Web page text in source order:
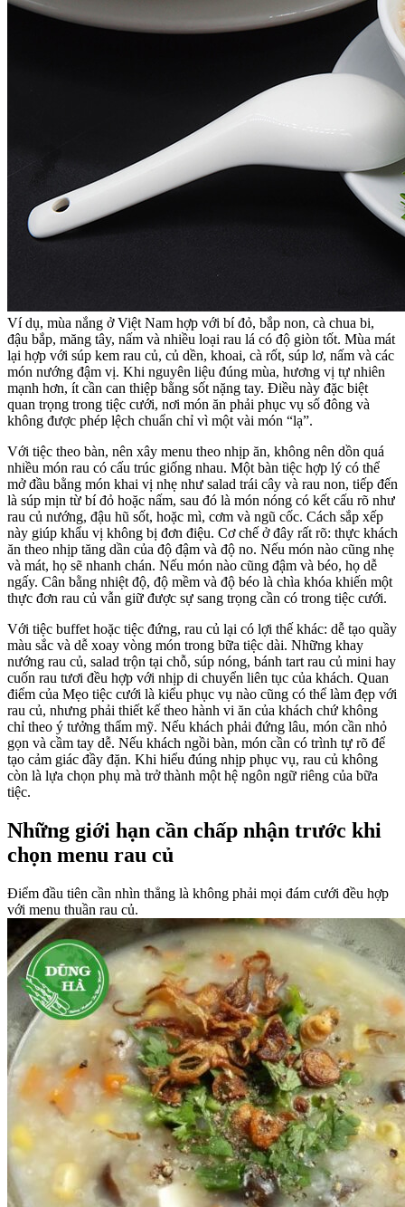
Ví dụ, mùa nắng ở Việt Nam hợp với bí đỏ, bắp non, cà chua bi,
đậu bắp, măng tây, nấm và nhiều loại rau lá có độ giòn tốt. Mùa mát
lại hợp với súp kem rau củ, củ dền, khoai, cà rốt, súp lơ, nấm và các
món nướng đậm vị. Khi nguyên liệu đúng mùa, hương vị tự nhiên
mạnh hơn, ít cần can thiệp bằng sốt nặng tay. Điều này đặc biệt
quan trọng trong tiệc cưới, nơi món ăn phải phục vụ số đông và
không được phép lệch chuẩn chỉ vì một vài món “lạ”.
Với tiệc theo bàn, nên xây menu theo nhịp ăn, không nên dồn quá
nhiều món rau có cấu trúc giống nhau. Một bàn tiệc hợp lý có thể
mở đầu bằng món khai vị nhẹ như salad trái cây và rau non, tiếp đến
là súp mịn từ bí đỏ hoặc nấm, sau đó là món nóng có kết cấu rõ như
rau củ nướng, đậu hũ sốt, hoặc mì, cơm và ngũ cốc. Cách sắp xếp
này giúp khẩu vị không bị đơn điệu. Cơ chế ở đây rất rõ: thực khách
ăn theo nhịp tăng dần của độ đậm và độ no. Nếu món nào cũng nhẹ
và mát, họ sẽ nhanh chán. Nếu món nào cũng đậm và béo, họ dễ
ngấy. Cân bằng nhiệt độ, độ mềm và độ béo là chìa khóa khiến một
thực đơn rau củ vẫn giữ được sự sang trọng cần có trong tiệc cưới.
Với tiệc buffet hoặc tiệc đứng, rau củ lại có lợi thế khác: dễ tạo quầy
màu sắc và dễ xoay vòng món trong bữa tiệc dài. Những khay
nướng rau củ, salad trộn tại chỗ, súp nóng, bánh tart rau củ mini hay
cuốn rau tươi đều hợp với nhịp di chuyển liên tục của khách. Quan
điểm của Mẹo tiệc cưới là kiểu phục vụ nào cũng có thể làm đẹp với
rau củ, nhưng phải thiết kế theo hành vi ăn của khách chứ không
chỉ theo ý tưởng thẩm mỹ. Nếu khách phải đứng lâu, món cần nhỏ
gọn và cầm tay dễ. Nếu khách ngồi bàn, món cần có trình tự rõ để
tạo cảm giác đầy đặn. Khi hiểu đúng nhịp phục vụ, rau củ không
còn là lựa chọn phụ mà trở thành một hệ ngôn ngữ riêng của bữa
tiệc.
Những giới hạn cần chấp nhận trước khi
chọn menu rau củ
Điểm đầu tiên cần nhìn thẳng là không phải mọi đám cưới đều hợp
với menu thuần rau củ.